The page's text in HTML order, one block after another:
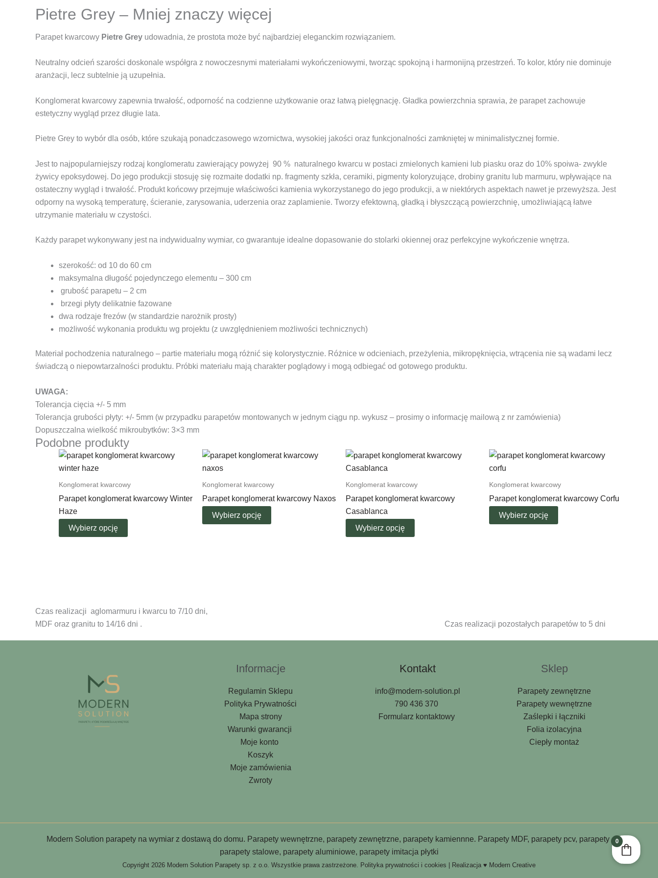
Pietre Grey – Mniej znaczy więcej
Parapet kwarcowy Pietre Grey udowadnia, że prostota może być najbardziej eleganckim rozwiązaniem.
Neutralny odcień szarości doskonale współgra z nowoczesnymi materiałami wykończeniowymi, tworząc spokojną i harmonijną przestrzeń. To kolor, który nie dominuje
aranżacji, lecz subtelnie ją uzupełnia.
Konglomerat kwarcowy zapewnia trwałość, odporność na codzienne użytkowanie oraz łatwą pielęgnację. Gładka powierzchnia sprawia, że parapet zachowuje
estetyczny wygląd przez długie lata.
Pietre Grey to wybór dla osób, które szukają ponadczasowego wzornictwa, wysokiej jakości oraz funkcjonalności zamkniętej w minimalistycznej formie.
Jest to najpopularniejszy rodzaj konglomeratu zawierający powyżej 90 % naturalnego kwarcu w postaci zmielonych kamieni lub piasku oraz do 10% spoiwa- zwykle
żywicy epoksydowej. Do jego produkcji stosuję się rozmaite dodatki np. fragmenty szkła, ceramiki, pigmenty koloryzujące, drobiny granitu lub marmuru, wpływające na
ostateczny wygląd i trwałość. Produkt końcowy przejmuje właściwości kamienia wykorzystanego do jego produkcji, a w niektórych aspektach nawet je przewyższa. Jest
odporny na wysoką temperaturę, ścieranie, zarysowania, uderzenia oraz zaplamienie. Tworzy efektowną, gładką i błyszczącą powierzchnię, umożliwiającą łatwe
utrzymanie materiału w czystości.
Każdy parapet wykonywany jest na indywidualny wymiar, co gwarantuje idealne dopasowanie do stolarki okiennej oraz perfekcyjne wykończenie wnętrza.
szerokość: od 10 do 60 cm
maksymalna długość pojedynczego elementu – 300 cm
grubość parapetu – 2 cm
brzegi płyty delikatnie fazowane
dwa rodzaje frezów (w standardzie narożnik prosty)
możliwość wykonania produktu wg projektu (z uwzględnieniem możliwości technicznych)
Materiał pochodzenia naturalnego – partie materiału mogą różnić się kolorystycznie. Różnice w odcieniach, przeżylenia, mikropęknięcia, wtrącenia nie są wadami lecz
świadczą o niepowtarzalności produktu. Próbki materiału mają charakter poglądowy i mogą odbiegać od gotowego produktu.
UWAGA:
Tolerancja cięcia +/- 5 mm
Tolerancja grubości płyty: +/- 5mm (w przypadku parapetów montowanych w jednym ciągu np. wykusz – prosimy o informację mailową z nr zamówienia)
Dopuszczalna wielkość mikroubytków: 3×3 mm
Podobne produkty
Konglomerat kwarcowy
Parapet konglomerat kwarcowy Winter
Haze
Wybierz opcję
Konglomerat kwarcowy
Parapet konglomerat kwarcowy Naxos
Wybierz opcję
Konglomerat kwarcowy
Parapet konglomerat kwarcowy
Casablanca
Wybierz opcję
Konglomerat kwarcowy
Parapet konglomerat kwarcowy Corfu
Wybierz opcję
Czas realizacji aglomarmuru i kwarcu to 7/10 dni,
MDF oraz granitu to 14/16 dni .
Czas realizacji pozostałych parapetów to 5 dni
Informacje
Regulamin Sklepu
Polityka Prywatności
Mapa strony
Warunki gwarancji
Moje konto
Koszyk
Moje zamówienia
Zwroty
Kontakt
info@modern-solution.pl
790 436 370
Formularz kontaktowy
Sklep
Parapety zewnętrzne
Parapety wewnętrzne
Zaślepki i łączniki
Folia izolacyjna
Ciepły montaż
Modern Solution parapety na wymiar z dostawą do domu. Parapety wewnętrzne, parapety zewnętrzne, parapety kamiennne. Parapety MDF, parapety pcv, parapety
parapety stalowe, parapety aluminiowe, parapety imitacja płytki
Copyright 2026 Modern Solution Parapety sp. z o.o. Wszystkie prawa zastrzeżone. Polityka prywatności i cookies | Realizacja ♥ Modern Creative
0